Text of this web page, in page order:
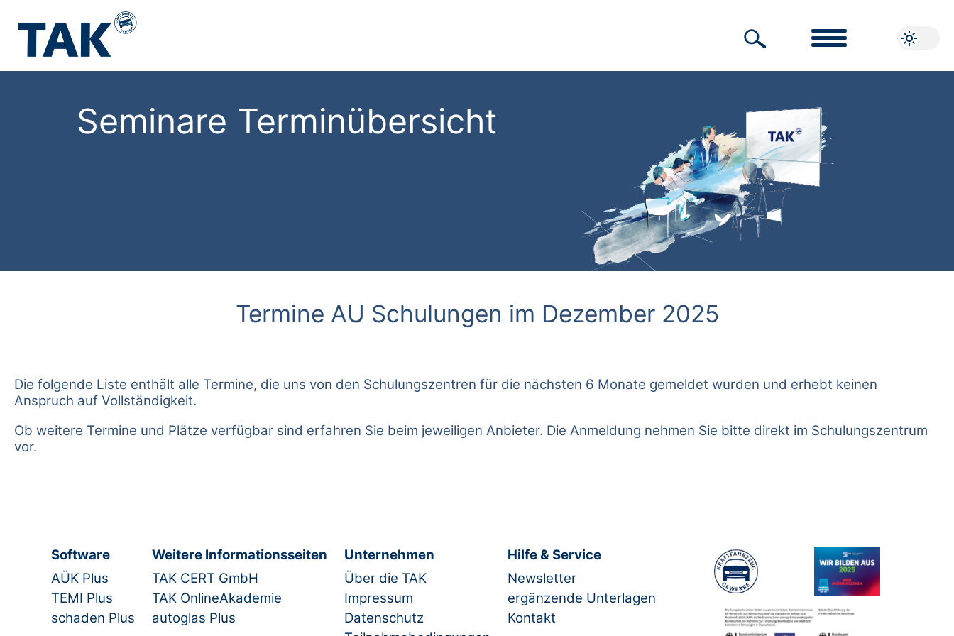
Seminare Terminübersicht
Termine AU Schulungen im Dezember 2025
Die folgende Liste enthält alle Termine, die uns von den Schulungszentren für die nächsten 6 Monate gemeldet wurden und erhebt keinen
Anspruch auf Vollständigkeit.
Ob weitere Termine und Plätze verfügbar sind erfahren Sie beim jeweiligen Anbieter. Die Anmeldung nehmen Sie bitte direkt im Schulungszentrum
vor.
Software
AÜK Plus
TEMI Plus
schaden Plus
Weitere Informationsseiten
TAK CERT GmbH
TAK OnlineAkademie
autoglas Plus
Unternehmen
Über die TAK
Impressum
Datenschutz
Hilfe & Service
Newsletter
ergänzende Unterlagen
Kontakt